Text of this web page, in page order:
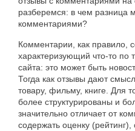
разберемся: в чем разница
комментариями?
Комментарии, как правило,
характеризующий что-то по
сайта: это может быть
Тогда как отзывы дают
товару, фильму, книге. Для
более структурированы и
значительно отличает от
содержать оценку